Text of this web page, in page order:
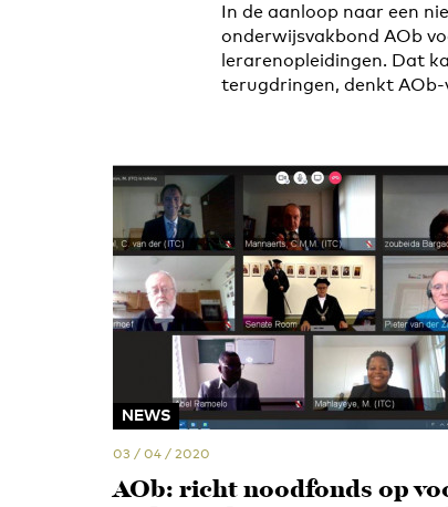
In de aanloop naar een
onderwijsvakbond AOb
lerarenopleidingen. Dat
terugdringen, denkt
NEWS
03 / 04 / 2020
AOb: richt noodfonds op